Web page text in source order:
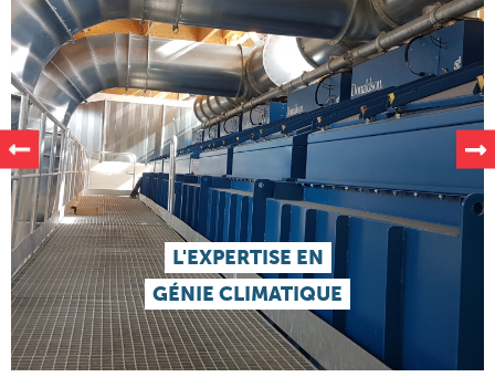
L'EXPERTISE EN
GÉNIE CLIMATIQUE